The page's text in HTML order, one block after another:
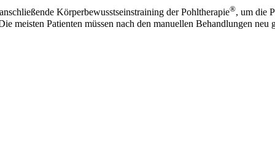
Körperbewusstseinstraining der Pohltherapie®, um die
meisten Patienten müssen nach den manuellen Behandlungen neu